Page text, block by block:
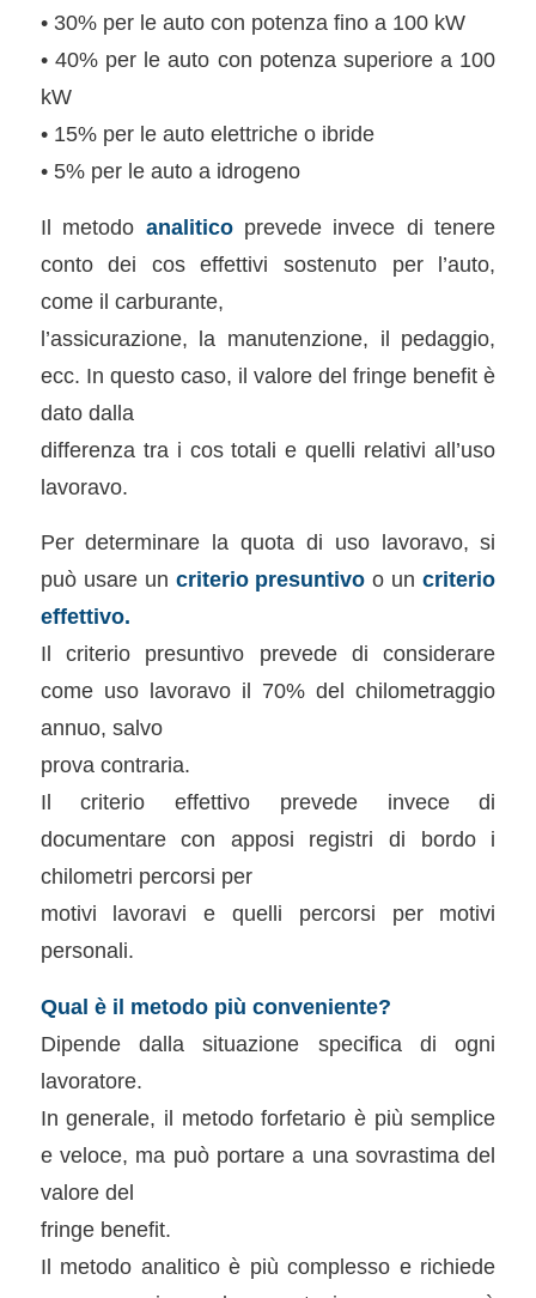
• 30% per le auto con potenza fino a 100 kW
• 40% per le auto con potenza superiore a 100
kW
• 15% per le auto elettriche o ibride
• 5% per le auto a idrogeno
Il metodo analiticoprevede invece di tenere
conto dei cos effettivi sostenuto per l’auto,
come il carburante,
l’assicurazione, la manutenzione, il pedaggio,
ecc. In questo caso, il valore del fringe benefit è
dato dalla
differenza tra i cos totali e quelli relativi all’uso
lavoravo.
Per determinare la quota di uso lavoravo, si
può usare un criterio presuntivo o uncriterio
effettivo.
Il criterio presuntivo prevede di considerare
come uso lavoravo il 70% del chilometraggio
annuo, salvo
prova contraria.
Il criterio effettivo prevede invece di
documentare con apposi registri di bordo i
chilometri percorsi per
motivi lavoravi e quelli percorsi per motivi
personali.
Qual è il metodo più conveniente?
Dipende dalla situazione specifica di ogni
lavoratore.
In generale, il metodo forfetario è più semplice
e veloce, ma può portare a una sovrastima del
valore del
fringe benefit.
Il metodo analitico è più complesso e richiede